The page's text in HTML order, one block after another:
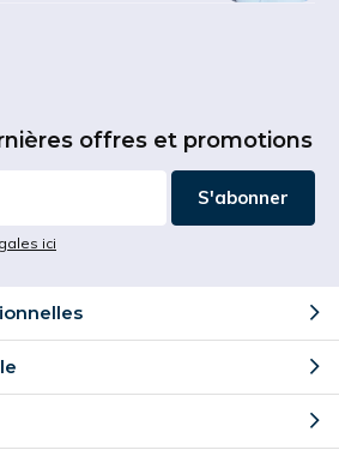
offres et promotions
S'abonner
ici